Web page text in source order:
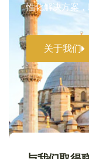
性化解决方案
关于我们